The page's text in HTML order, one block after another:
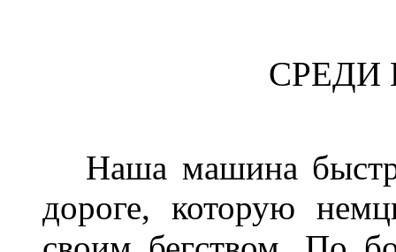
Наша машина быстро
дороге, которую